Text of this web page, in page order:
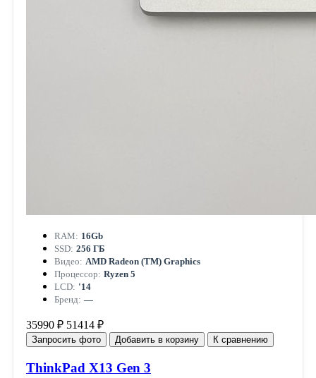
RAM: 16Gb
SSD: 256 ГБ
Видео: AMD Radeon (TM) Graphics
Процессор: Ryzen 5
LCD: '14
Бренд: —
35990 ₽ 51414 ₽
Запросить фото Добавить в корзину К сравнению
ThinkPad X13 Gen 3